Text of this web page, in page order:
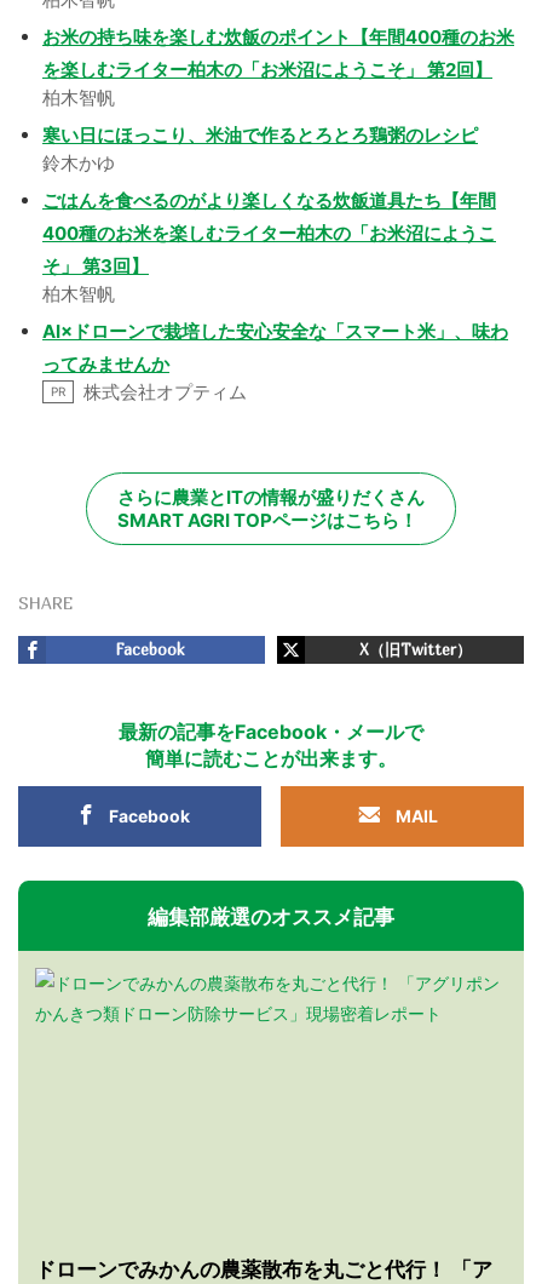
お米の持ち味を楽しむ炊飯のポイント【年間400種のお米
を楽しむライター柏木の「お米沼にようこそ」 第2回】
柏木智帆
寒い日にほっこり、米油で作るとろとろ鶏粥のレシピ
鈴木かゆ
ごはんを食べるのがより楽しくなる炊飯道具たち【年間
400種のお米を楽しむライター柏木の「お米沼にようこ
そ」 第3回】
柏木智帆
AI×ドローンで栽培した安心安全な「スマート米」、味わ
ってみませんか
PR 株式会社オプティム
さらに農業とITの情報が盛りだくさん
SMART AGRI TOPページはこちら！
SHARE
Facebook X（旧Twitter）
最新の記事をFacebook・メールで
簡単に読むことが出来ます。
Facebook MAIL
編集部厳選のオススメ記事
ドローンでみかんの農薬散布を丸ごと代行！ 「ア